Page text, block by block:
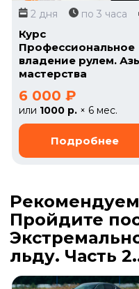
2 дня по 3 часа
Курс
Профессиональное
владение рулем.
мастерства
6 000 ₽
или 1000 р. × 6 мес.
Пройдите
льду. Часть